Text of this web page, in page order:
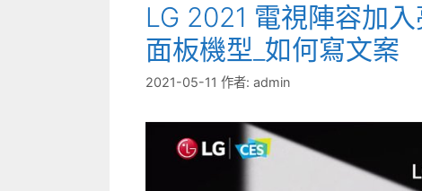
LG 2021 電視陣容加
面板機型_如何寫文案
2021-05-11 作者: admin